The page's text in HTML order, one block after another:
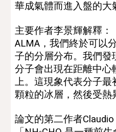
華成氣體而進入盤的大
主要作者李景輝解釋 ：
ALMA，我們終於可以
子的分層分布。我們發
分子會出現在距離中心
上。這現象代表分子最
顆粒的冰層，然後受熱
論文的第二作者Claudio